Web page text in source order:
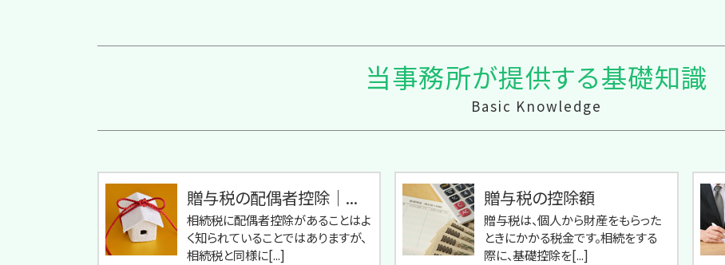
当事務所が提供する基礎知識
Basic Knowledge
贈与税の配偶者控除｜...
相続税に配偶者控除があることはよ
く知られていることではありますが、
相続税と同様に[...]
贈与税の控除額
贈与税は、個人から財産をもらった
ときにかかる税金です。相続をする
際に、基礎控除を[...]